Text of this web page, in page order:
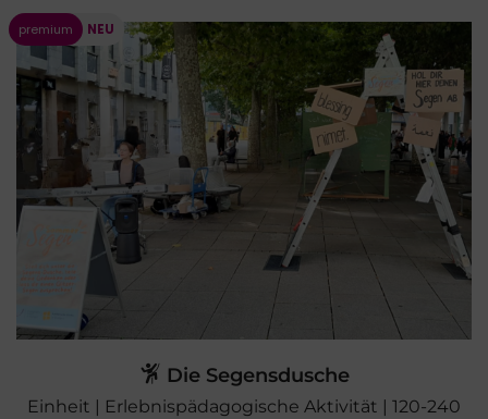
Die Segensdusche
Einheit | Erlebnispädagogische Aktivität | 120-240